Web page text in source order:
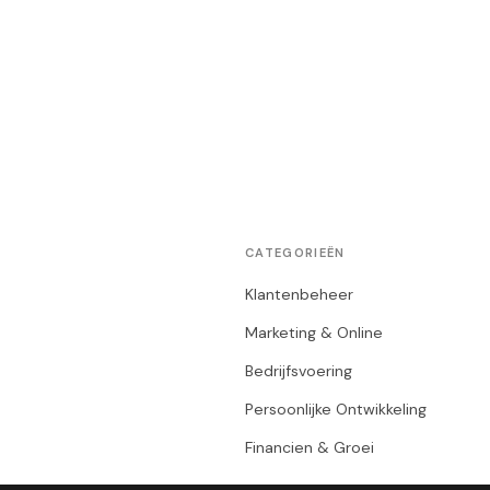
CATEGORIEËN
Klantenbeheer
Marketing & Online
Bedrijfsvoering
Persoonlijke Ontwikkeling
Financien & Groei